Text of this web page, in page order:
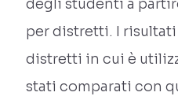
degli studenti a
per distretti. I
distretti in cui è
stati comparati con